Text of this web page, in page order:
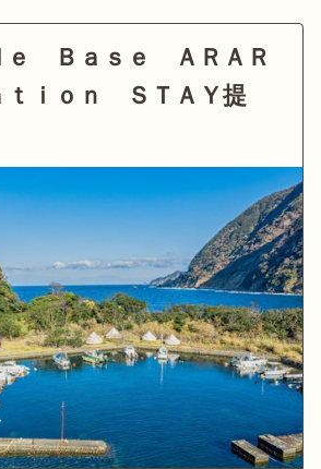
ｅ Ｂａｓｅ ＡＲＡＲ
ｔｉｏｎ ＳＴＡＹ提